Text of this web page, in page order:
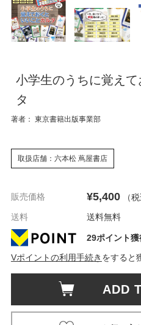
小学生のうちに覚え
タ
著者： 東京書籍出版事業部
取扱店舗：六本松 蔦屋書店
販売価格 ¥5,400 （
送料
送料無料
29ポイント獲
Vポイントの利用手続き をすると
ADD